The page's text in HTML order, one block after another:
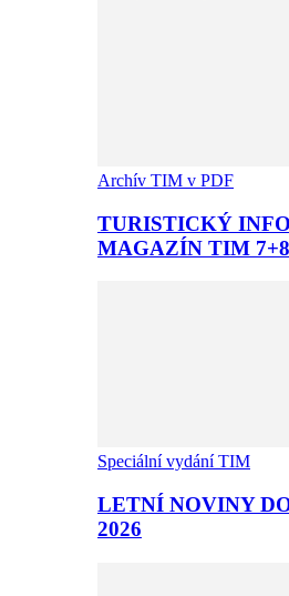
Archív TIM v PDF
TURISTICKÝ
MAGAZÍN TIM 7+8
Speciální vydání TIM
LETNÍ NOVINY
2026